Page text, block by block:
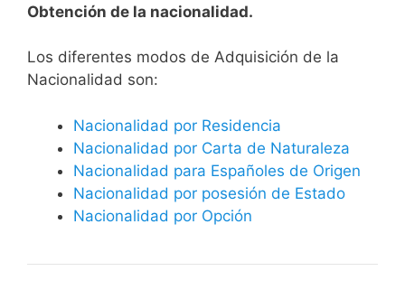
Obtención de la nacionalidad.
​​​Los diferentes modos de Adquisición de la
Nacionalidad son:
Nacionalidad por Residencia
Nacionalidad por Carta de Naturaleza
Nacionalidad para Españoles de Origen
Nacionalidad por posesión de Estado
Nacionalidad por Opción